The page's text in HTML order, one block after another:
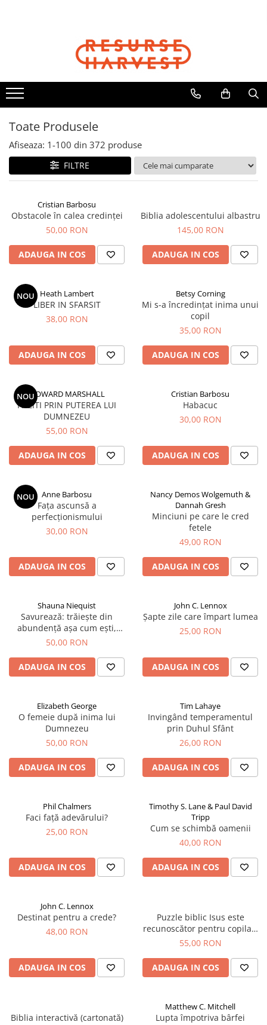
Cărți pentru Copii
Biblii pentru Copii
Viața Creștină
Viața Creștină
Creștere Spirituală
Rugăciune
Lupta Spirituală
Încurajare în Suferință
Cărți de Jocuri și Activități
Viața de Familie
Prietenie, Logodnă și Căsătorie
Bărbați
Cărți de Colorat
Femei
Păstorirea Bisericii
Conducerea și Păstorirea Bisericii
Consiliere
Grupuri Mici
Închinare prin Muzică
Apologetică
Devoționale/Meditații Biblice
Finanțe
Romane, Nuvele și Povestiri
Reviste
Poezii
Biblia Dumitru Cornilescu
Biblia NTR
Biblia pentru Femei
Biblia pentru Adolescenți
Jocuri
DVD Cartea Cărților
Jurnale
Șepci
Căni, Pixuri, Brelocuri
Toate Produsele
Afiseaza: 1-100 din 372 produse
FILTRE
Cristian Barbosu
Obstacole în calea credinței
50,00 RON
ADAUGA IN COS
Biblia adolescentului albastru
145,00 RON
ADAUGA IN COS
NOU Heath Lambert
LIBER IN SFARSIT
38,00 RON
ADAUGA IN COS
Betsy Corning
Mi s-a încredințat inima unui
copil
35,00 RON
ADAUGA IN COS
NOUHOWARD MARSHALL
PAZITI PRIN PUTEREA LUI
DUMNEZEU
55,00 RON
ADAUGA IN COS
Cristian Barbosu
Habacuc
30,00 RON
ADAUGA IN COS
NOU Anne Barbosu
Fața ascunsă a
perfecționismului
30,00 RON
ADAUGA IN COS
Nancy Demos Wolgemuth &
Dannah Gresh
Minciuni pe care le cred
fetele
49,00 RON
ADAUGA IN COS
Shauna Niequist
Savurează: trăiește din
abundență așa cum ești,
acolo unde ești
50,00 RON
ADAUGA IN COS
John C. Lennox
Șapte zile care împart lumea
25,00 RON
ADAUGA IN COS
Elizabeth George
O femeie după inima lui
Dumnezeu
50,00 RON
ADAUGA IN COS
Tim Lahaye
Invingând temperamentul
prin Duhul Sfânt
26,00 RON
ADAUGA IN COS
Phil Chalmers
Faci față adevărului?
25,00 RON
ADAUGA IN COS
Timothy S. Lane & Paul David
Tripp
Cum se schimbă oamenii
40,00 RON
ADAUGA IN COS
John C. Lennox
Destinat pentru a crede?
48,00 RON
ADAUGA IN COS
Puzzle biblic Isus este
recunoscător pentru copilași
(500 Piese)
55,00 RON
ADAUGA IN COS
Biblia interactivă (cartonată)
Matthew C. Mitchell
Lupta împotriva bârfei